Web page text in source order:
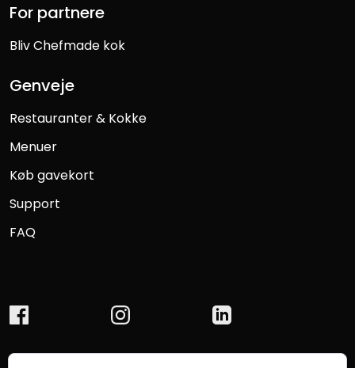
For partnere
Bliv Chefmade kok
Genveje
Restauranter & Kokke
Menuer
Køb gavekort
Support
FAQ